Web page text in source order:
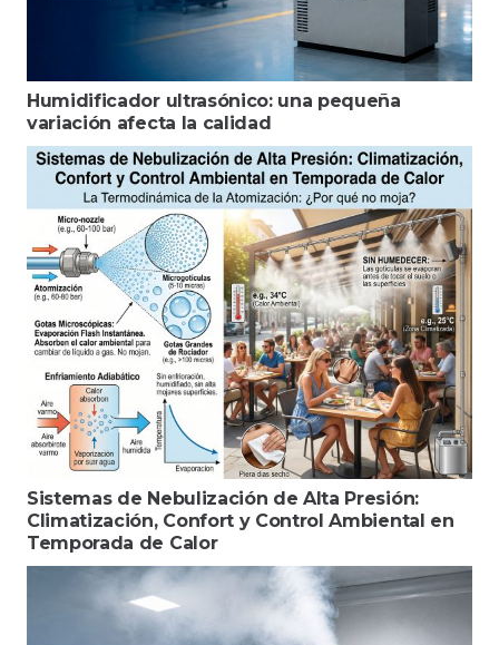
Humidificador ultrasónico: una pequeña
variación afecta la calidad
Sistemas de Nebulización de Alta Presión:
Climatización, Confort y Control Ambiental en
Temporada de Calor